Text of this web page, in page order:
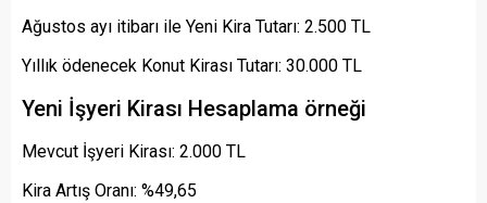
Ağustos ayı itibarı ile Yeni Kira Tutarı: 2.500 TL
Yıllık ödenecek Konut Kirası Tutarı: 30.000 TL
Yeni İşyeri Kirası Hesaplama örneği
Mevcut İşyeri Kirası: 2.000 TL
Kira Artış Oranı: %49,65